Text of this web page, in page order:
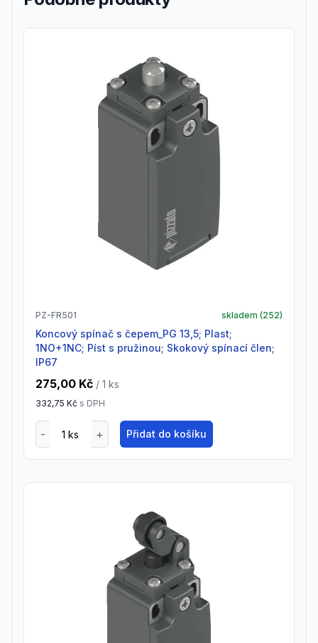
PZ-FR501 skladem (252)
Koncový spínač s čepem_PG 13,5; Plast;
1NO+1NC; Píst s pružinou; Skokový spínací člen;
IP67
275,00 Kč / 1 ks
332,75 Kč s DPH
Přidat do košíku